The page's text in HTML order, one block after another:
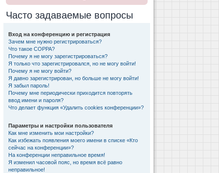
Часто задаваемые вопросы
Вход на конференцию и регистрация
Зачем мне нужно регистрироваться?
Что такое COPPA?
Почему я не могу зарегистрироваться?
Я только что зарегистрировался, но не могу войти!
Почему я не могу войти?
Я давно зарегистрирован, но больше не могу войти!
Я забыл пароль!
Почему мне периодически приходится повторять
ввод имени и пароля?
Что делает функция «Удалить cookies конференции»?
Параметры и настройки пользователя
Как мне изменить мои настройки?
Как избежать появления моего имени в списке «Кто
сейчас на конференции»?
На конференции неправильное время!
Я изменил часовой пояс, но время всё равно
неправильное!